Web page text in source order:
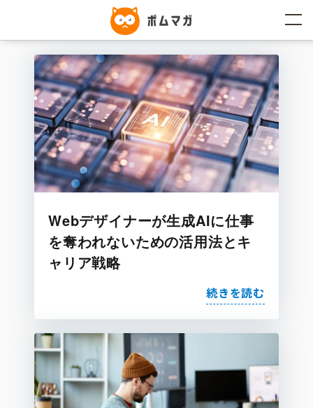
ン
Webデザイナーが生成AIに仕事
を奪われないための活用法とキ
ャリア戦略
続きを読む